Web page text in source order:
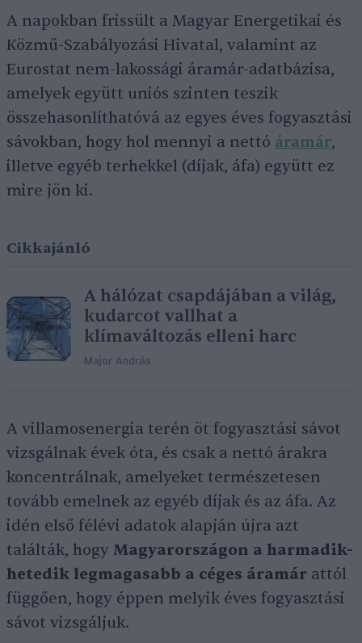
A napokban frissült a Magyar Energetikai és
Közmű-Szabályozási Hivatal, valamint az
Eurostat nem-lakossági áramár-adatbázisa,
amelyek együtt uniós szinten teszik
összehasonlíthatóvá az egyes éves fogyasztási
sávokban, hogy hol mennyi a nettó áramár,
illetve egyéb terhekkel (díjak, áfa) együtt ez
mire jön ki.
Cikkajánló
A hálózat csapdájában a világ,
kudarcot vallhat a
klímaváltozás elleni harc
Major András
A villamosenergia terén öt fogyasztási sávot
vizsgálnak évek óta, és csak a nettó árakra
koncentrálnak, amelyeket természetesen
tovább emelnek az egyéb díjak és az áfa. Az
idén első félévi adatok alapján újra azt
találták, hogy Magyarországon a harmadik-
hetedik legmagasabb a céges áramár attól
függően, hogy éppen melyik éves fogyasztási
sávot vizsgáljuk.